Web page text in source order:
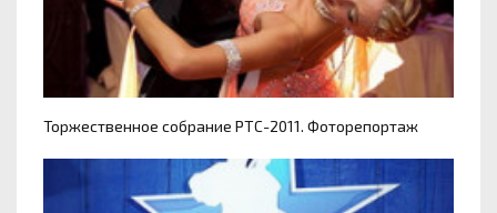
Торжественное собрание РТС-2011. Фоторепортаж